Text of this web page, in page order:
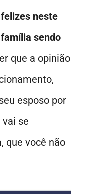
neste
sendo
que a opinião
esposo por
vai se
que você não